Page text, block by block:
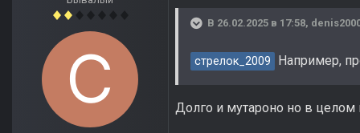
В 26.02.2025 в 17:58,
стрелок_2009 Например,
Долго и мутароно но в